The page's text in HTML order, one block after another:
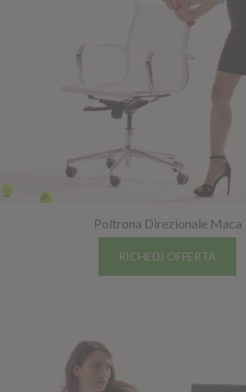
Poltrona Direzionale Maca
RICHEDI OFFERTA